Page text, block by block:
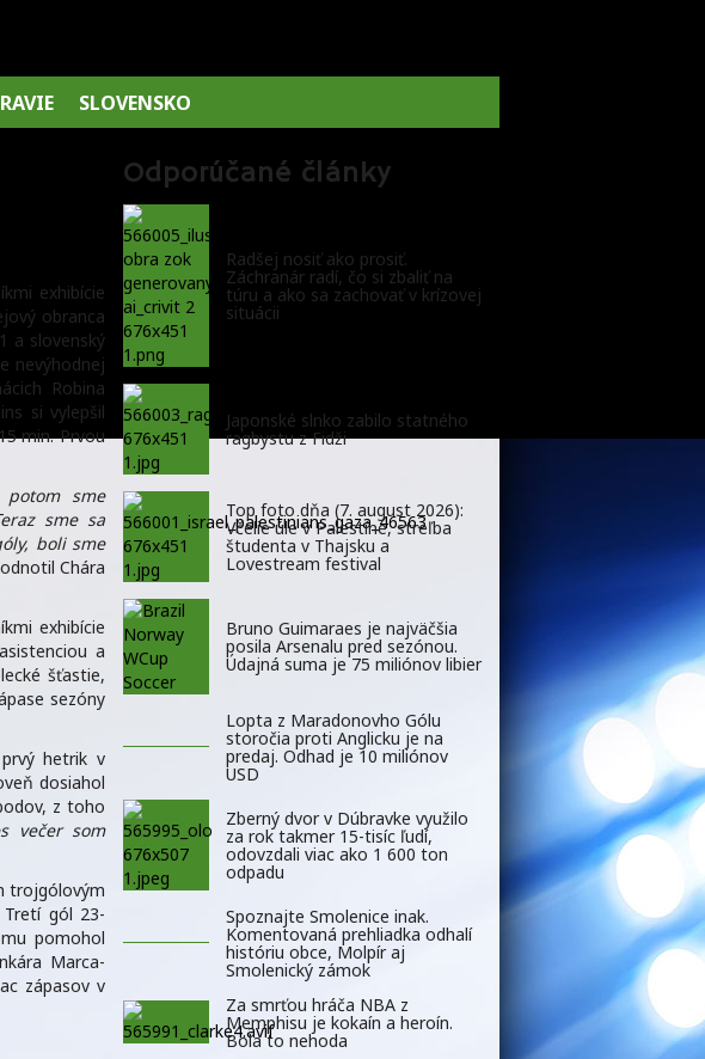
SLOVENSKO
exhibície
obranca
a slovenský
nevýhodnej
Robina
si vylepšil
min. Prvou
sme
sme sa
boli sme
Chára
exhibície
a
šťastie,
sezóny
hetrik v
dosiahol
z toho
večer som
trojgólovým
gól 23-
pomohol
Marca-
zápasov v
Odporúčané články
Radšej nosiť ako prosiť.
Záchranár radí, čo si zbaliť na
túru a ako sa zachovať v krízovej
situácii
Japonské slnko zabilo statného
ragbystu z Fidži
Top foto dňa (7. august 2026):
Včelie úle v Palestíne, streľba
študenta v Thajsku a
Lovestream festival
Bruno Guimaraes je najväčšia
posila Arsenalu pred sezónou.
Údajná suma je 75 miliónov libier
Lopta z Maradonovho Gólu
storočia proti Anglicku je na
predaj. Odhad je 10 miliónov
USD
Zberný dvor v Dúbravke využilo
za rok takmer 15-tisíc ľudí,
odovzdali viac ako 1 600 ton
odpadu
Spoznajte Smolenice inak.
Komentovaná prehliadka odhalí
históriu obce, Molpír aj
Smolenický zámok
Za smrťou hráča NBA z
Memphisu je kokaín a heroín.
Bola to nehoda